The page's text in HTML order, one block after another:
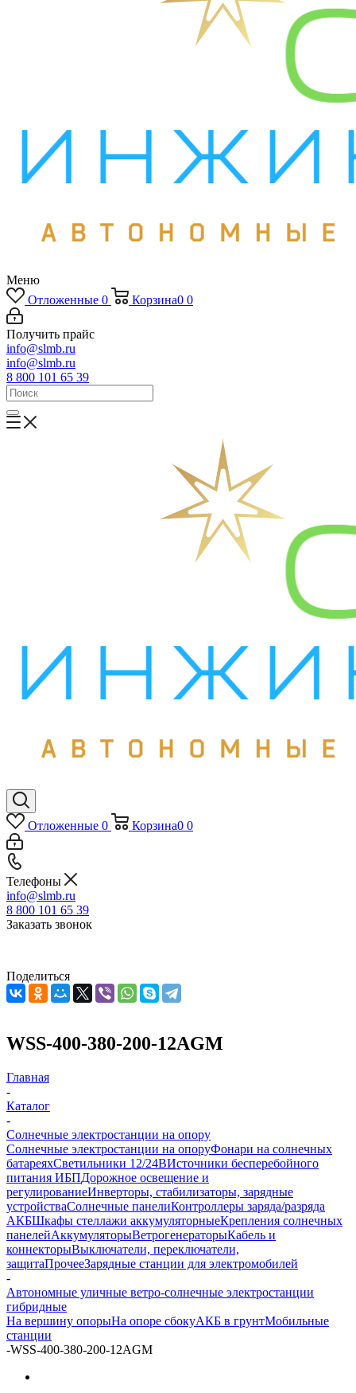
Меню
Отложенные 0 Корзина0 0
Получить прайс
info@slmb.ru
info@slmb.ru
8 800 101 65 39
Отложенные 0 Корзина0 0
Телефоны
info@slmb.ru
8 800 101 65 39
Заказать звонок
Поделиться
WSS-400-380-200-12AGM
Главная
-
Каталог
-
Солнечные электростанции на опору
Солнечные электростанции на опоруФонари на солнечных
батареяхСветильники 12/24ВИсточники бесперебойного
питания ИБПДорожное освещение и
регулированиеИнверторы, стабилизаторы, зарядные
устройстваСолнечные панелиКонтроллеры заряда/разряда
АКБШкафы стеллажи аккумуляторныеКрепления солнечных
панелейАккумуляторыВетрогенераторыКабель и
коннекторыВыключатели, переключатели,
защитаПрочееЗарядные станции для электромобилей
-
Автономные уличные ветро-солнечные электростанции
гибридные
На вершину опорыНа опоре сбокуАКБ в грунтМобильные
станции
-WSS-400-380-200-12AGM